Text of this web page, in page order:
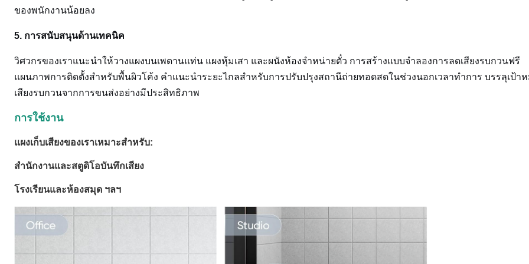
ของพนักงานน้อยลง
5. การสนับสนุนด้านเทคนิค
วิศวกรของเราแนะนำให้วางแผงบนเพดานแท่น แผงหุ้มเสา และผนังห้องจำหน่ายตั๋ว การสร้างแบบจำลองการลดเสียงรบกวนฟรี
แผนภาพการติดตั้งสำหรับพื้นผิวโค้ง คำแนะนำระยะไกลสำหรับการปรับปรุงสถานีถ่ายทอดสดในช่วงนอกเวลาทำการ บรรลุเป้า
เสียงรบกวนจากการขนส่งอย่างมีประสิทธิภาพ
การใช้งาน
แผงเก็บเสียงของเราเหมาะสำหรับ:
สำนักงานและสตูดิโอบันทึกเสียง
โรงเรียนและห้องสมุด ฯลฯ